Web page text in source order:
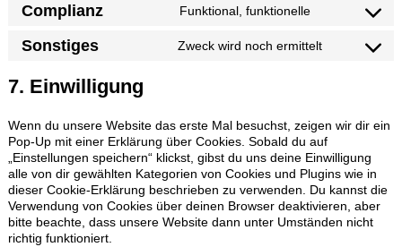
Complianz Funktional, funktionelle
Consent
Sonstiges Zweck wird noch ermittelt
Consent
7. Einwilligung
Wenn du unsere Website das erste Mal besuchst, zeigen wir dir ein
Pop-Up mit einer Erklärung über Cookies. Sobald du auf
„Einstellungen speichern“ klickst, gibst du uns deine Einwilligung
alle von dir gewählten Kategorien von Cookies und Plugins wie in
dieser Cookie-Erklärung beschrieben zu verwenden. Du kannst die
Verwendung von Cookies über deinen Browser deaktivieren, aber
bitte beachte, dass unsere Website dann unter Umständen nicht
richtig funktioniert.